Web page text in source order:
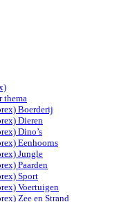
thema
Boerderij
Dieren
Dino’s
Eenhoorns
Jungle
Paarden
Sport
Voertuigen
Zee en Strand